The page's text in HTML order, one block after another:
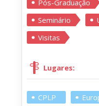
Pós-Graduação
Seminário
Visitas
Lugares:
CPLP